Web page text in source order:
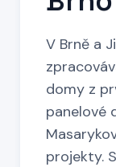
V Brně a
domy z
panelové
projekty.